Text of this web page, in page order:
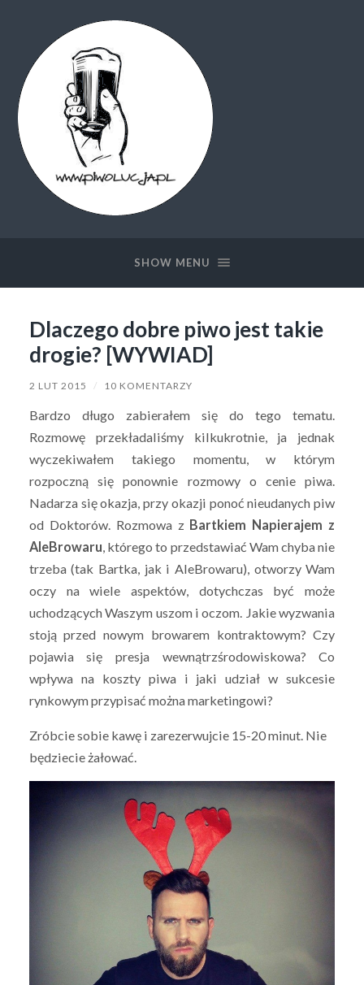
SHOW MENU
Dlaczego dobre piwo jest takie
drogie? [WYWIAD]
2 LUT 2015 / 10 KOMENTARZY
Bardzo długo zabierałem się do tego tematu.
Rozmowę przekładaliśmy kilkukrotnie, ja jednak
wyczekiwałem takiego momentu, w którym
rozpoczną się ponownie rozmowy o cenie piwa.
Nadarza się okazja, przy okazji ponoć nieudanych piw
od Doktorów. Rozmowa zBartkiem Napierajem z
AleBrowaru, którego to przedstawiać Wam chyba nie
trzeba (tak Bartka, jak i AleBrowaru), otworzy Wam
oczy na wiele aspektów, dotychczas być może
uchodzących Waszym uszom i oczom. Jakie wyzwania
stoją przed nowym browarem kontraktowym? Czy
pojawia się presja wewnątrzśrodowiskowa? Co
wpływa na koszty piwa i jaki udział w sukcesie
rynkowym przypisać można marketingowi?
Zróbcie sobie kawę i zarezerwujcie 15-20 minut. Nie
będziecie żałować.